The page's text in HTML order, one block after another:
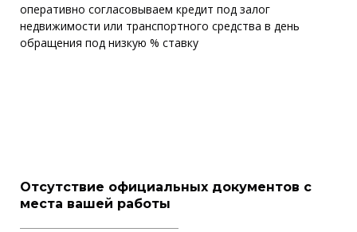
оперативно согласовываем кредит под залог
недвижимости или транспортного средства в день
обращения под низкую % ставку
Отсутствие официальных документов с
места вашей работы